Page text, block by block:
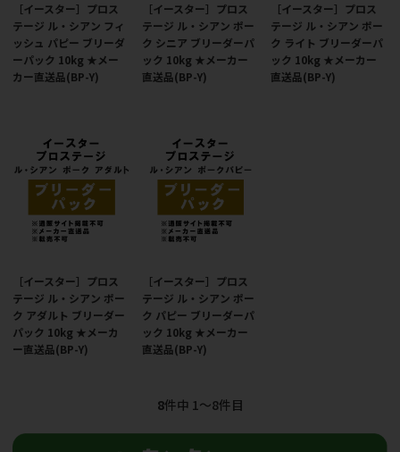
［イースター］プロス
テージ ル・シアン フィ
ッシュ パピー ブリーダ
ーパック 10kg ★メー
カー直送品(BP-Y)
［イースター］プロス
テージ ル・シアン ポー
ク シニア ブリーダーパ
ック 10kg ★メーカー
直送品(BP-Y)
［イースター］プロス
テージ ル・シアン ポー
ク ライト ブリーダーパ
ック 10kg ★メーカー
直送品(BP-Y)
［イースター］プロス
テージ ル・シアン ポー
ク アダルト ブリーダー
パック 10kg ★メーカ
ー直送品(BP-Y)
［イースター］プロス
テージ ル・シアン ポー
ク パピー ブリーダーパ
ック 10kg ★メーカー
直送品(BP-Y)
8件中 1〜8件目